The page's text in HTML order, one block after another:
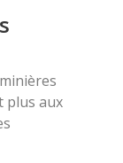
plus aux